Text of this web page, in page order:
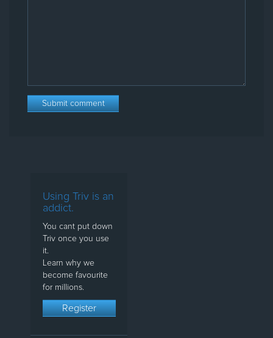
Using Triv is an
addict.
You cant put down
Triv once you use
it.
Learn why we
become favourite
for millions.
Register